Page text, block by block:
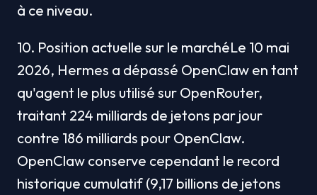
à ce niveau.
10. Position actuelle sur le marchéLe 10 mai
2026, Hermes a dépassé OpenClaw en tant
qu'agent le plus utilisé sur OpenRouter,
traitant 224 milliards de jetons par jour
contre 186 milliards pour OpenClaw.
OpenClaw conserve cependant le record
historique cumulatif (9,17 billions de jetons